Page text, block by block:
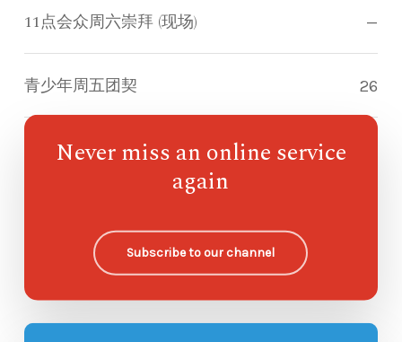
11点会众周六崇拜 (现场) —
青少年周五团契 26
指南针儿童崇拜
Never miss an online service
again
Subscribe to our channel